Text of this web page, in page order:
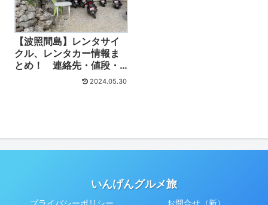
【波照間島】レンタサイ
クル、レンタカー情報ま
とめ！ 連絡先・値段・
2024.05.30
いんげんグルメ旅